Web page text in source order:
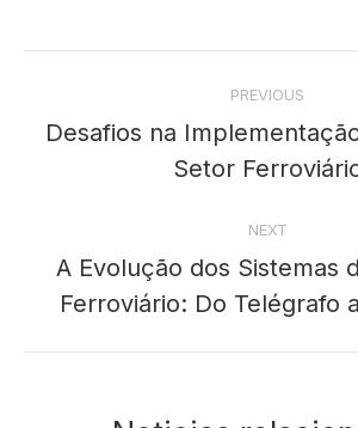
navigation
PREVIOUS
Previous
post:
Desafios na
Setor
NEXT
post:
A Evolução dos Sistemas
Ferroviário: Do Telégrafo